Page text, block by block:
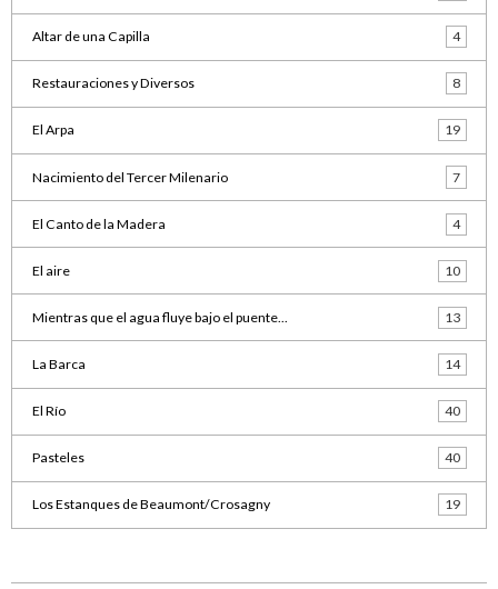
Altar de una Capilla 4
Restauraciones y Diversos 8
El Arpa 19
Nacimiento del Tercer Milenario 7
El Canto de la Madera 4
El aire 10
Mientras que el agua fluye bajo el puente... 13
La Barca 14
El Río 40
Pasteles 40
Los Estanques de Beaumont/Crosagny 19